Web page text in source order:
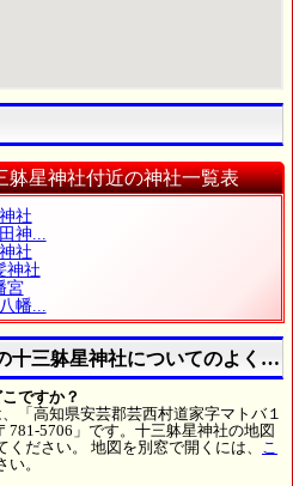
躰星神社付近の神社一覧表
社
神...
社
神社
宮
幡...
十三躰星神社についてのよくあ
ですか？
「高知県安芸郡芸西村道家字マトバ１
781-5706」です。十三躰星神社の地図
ください。 地図を別窓で開くには、
こ
い。